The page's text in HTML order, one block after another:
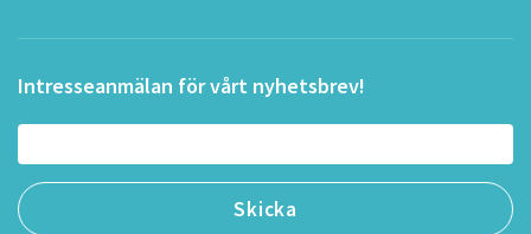
Intresseanmälan för vårt nyhetsbrev!